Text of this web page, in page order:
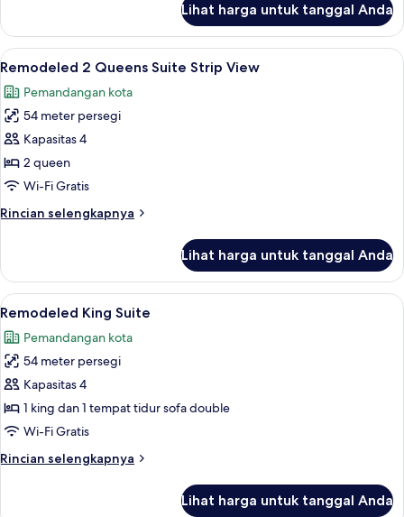
Remodeled
King
Suite
View
Lihat harga untuk tanggal Anda
Lihat
semua
foto
untuk
Remodeled
2
Queens
Strip
Seprai premium, bantalan ekstra
7
Remodeled 2 Queens Suite Strip View
Pemandangan kota
54 meter persegi
Kapasitas 4
2 queen
Wi-Fi Gratis
Rincian selengkapnya
Rincian
Remodeled
Queens
Strip
View
Lihat harga untuk tanggal Anda
Lihat
semua
foto
untuk
Remodeled
King
Suite
Seprai premium, bantalan ekstra
7
Remodeled King Suite
Pemandangan kota
54 meter persegi
Kapasitas 4
1 king dan 1 tempat tidur sofa double
Wi-Fi Gratis
Rincian selengkapnya
Rincian
Lihat harga untuk tanggal Anda